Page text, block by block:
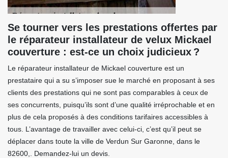
Se tourner vers les prestations offertes par
le réparateur installateur de velux Mickael
couverture : est-ce un choix judicieux ?
Le réparateur installateur de Mickael couverture est un
prestataire qui a su s’imposer sue le marché en proposant à ses
clients des prestations qui ne sont pas comparables à ceux de
ses concurrents, puisqu’ils sont d’une qualité irréprochable et en
plus de cela proposés à des conditions tarifaires accessibles à
tous. L’avantage de travailler avec celui-ci, c’est qu’il peut se
déplacer dans toute la ville de Verdun Sur Garonne, dans le
82600,. Demandez-lui un devis.